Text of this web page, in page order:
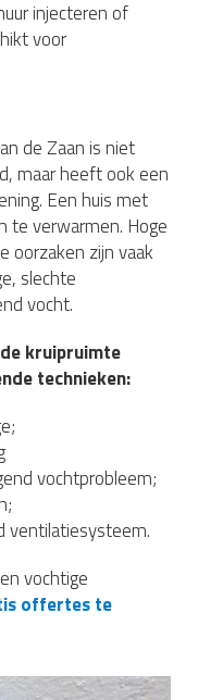
injecteren of
voor
de Zaan is niet
maar heeft ook een
Een huis met
te verwarmen. Hoge
oorzaken zijn vaak
slechte
vocht.
kruipruimte
technieken:
vochtprobleem;
ventilatiesysteem.
vochtige
offertes te